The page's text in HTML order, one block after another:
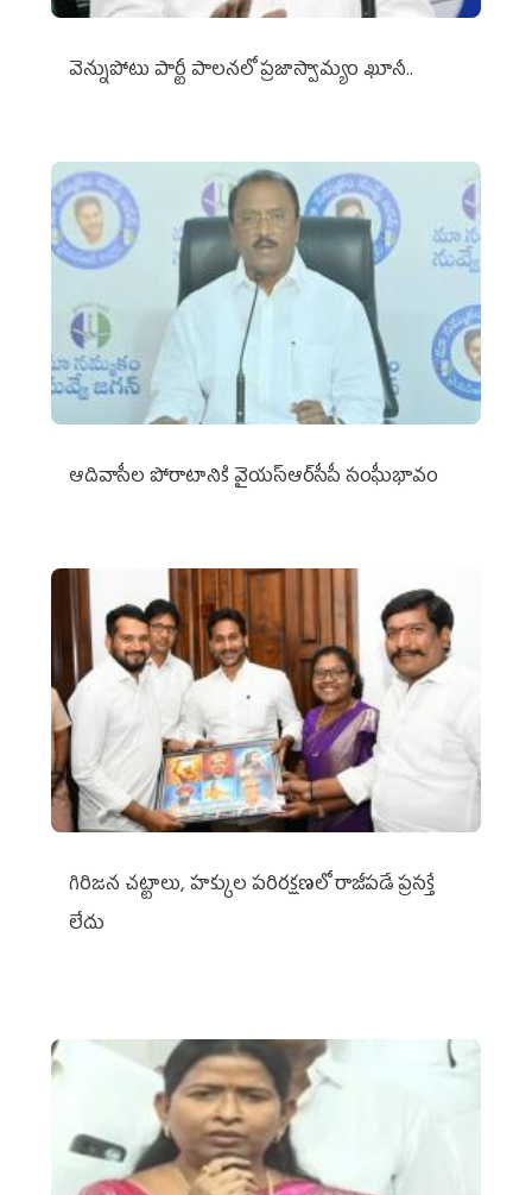
వెన్నుపోటు పార్టీ పాలనలో ప్రజాస్వామ్యం ఖూనీ..
ఆదివాసీల పోరాటానికి వైయ‌స్ఆర్‌సీపీ సంఘీభావం
గిరిజన చట్టాలు, హక్కుల పరిరక్షణలో రాజీపడే ప్రసక్తే
లేదు